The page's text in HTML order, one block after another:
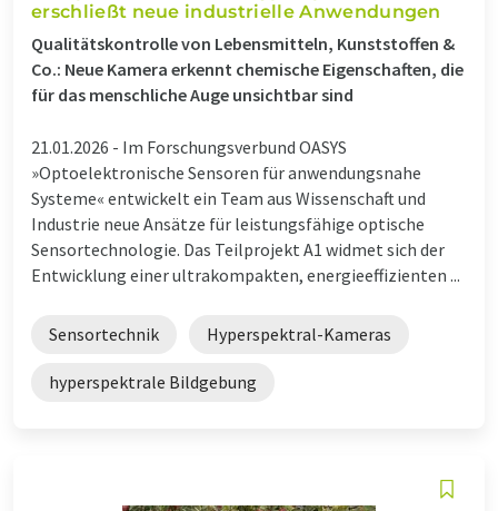
erschließt neue industrielle Anwendungen
Qualitätskontrolle von Lebensmitteln, Kunststoffen &
Co.: Neue Kamera erkennt chemische Eigenschaften, die
für das menschliche Auge unsichtbar sind
21.01.2026 - Im Forschungsverbund OASYS
»Optoelektronische Sensoren für anwendungsnahe
Systeme« entwickelt ein Team aus Wissenschaft und
Industrie neue Ansätze für leistungsfähige optische
Sensortechnologie. Das Teilprojekt A1 widmet sich der
Entwicklung einer ultrakompakten, energieeffizienten ...
Sensortechnik Hyperspektral-Kameras
hyperspektrale Bildgebung